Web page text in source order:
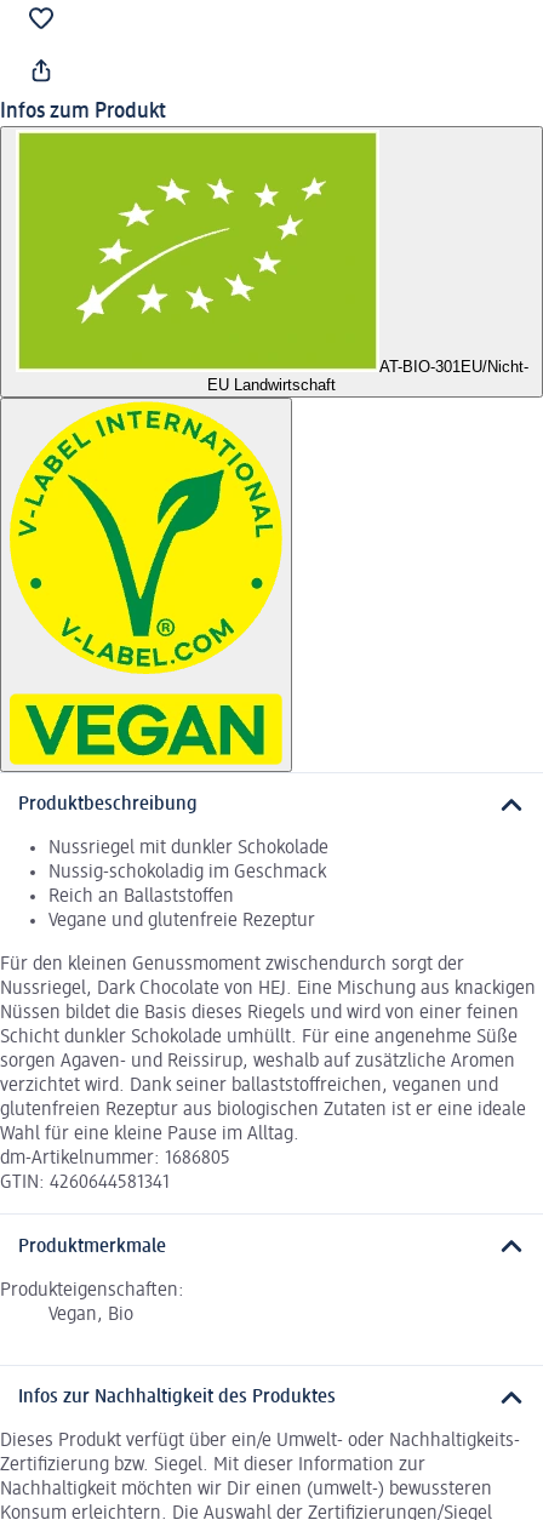
Infos zum Produkt
AT-BIO-301 EU/Nicht-
EU Landwirtschaft
Produktbeschreibung
Nussriegel mit dunkler Schokolade
Nussig-schokoladig im Geschmack
Reich an Ballaststoffen
Vegane und glutenfreie Rezeptur
Für den kleinen Genussmoment zwischendurch sorgt der
Nussriegel, Dark Chocolate von HEJ. Eine Mischung aus knackigen
Nüssen bildet die Basis dieses Riegels und wird von einer feinen
Schicht dunkler Schokolade umhüllt. Für eine angenehme Süße
sorgen Agaven- und Reissirup, weshalb auf zusätzliche Aromen
verzichtet wird. Dank seiner ballaststoffreichen, veganen und
glutenfreien Rezeptur aus biologischen Zutaten ist er eine ideale
Wahl für eine kleine Pause im Alltag.
dm-Artikelnummer: 1686805
GTIN: 4260644581341
Produktmerkmale
Produkteigenschaften:
Vegan, Bio
Infos zur Nachhaltigkeit des Produktes
Dieses Produkt verfügt über ein/e Umwelt- oder Nachhaltigkeits-
Zertifizierung bzw. Siegel. Mit dieser Information zur
Nachhaltigkeit möchten wir Dir einen (umwelt-) bewussteren
Konsum erleichtern. Die Auswahl der Zertifizierungen/Siegel